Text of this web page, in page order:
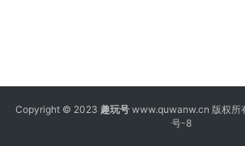
Copyright © 2023 趣玩号www.quwanw.cn 版权所
号-8